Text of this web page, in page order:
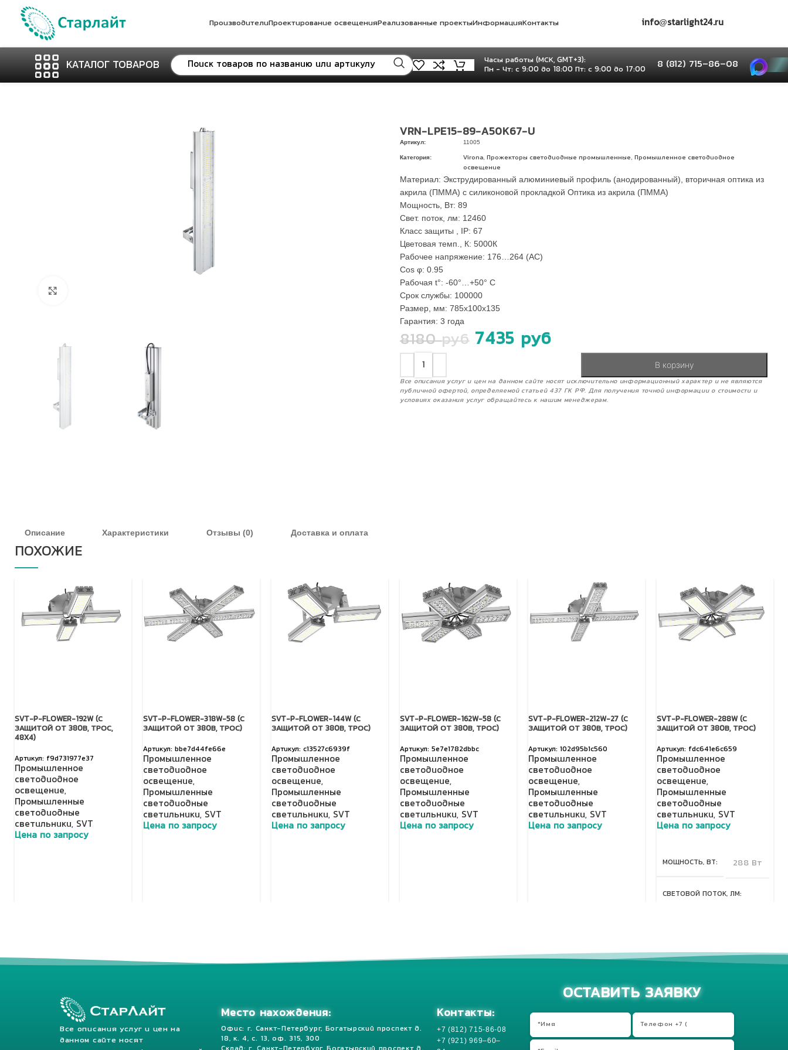
ПроизводителиПроектирование освещенияРеализованные проектыИнформацияКонтакты info@starlight24.ru
КАТАЛОГ ТОВАРОВ
Часы работы (МСК, GMT+3):
Пн - Чт: с 9:00 до 18:00 Пт: с 9:00 до 17:00
8 (812) 715–86–08
VRN-LPE15-89-A50K67-U
Артикул: 11005
Категория: Virona Прожекторы светодиодные промышленные
Промышленное светодиодное
освещение
Материал: Экструдированный алюминиевый профиль (анодированный), вторичная оптика из
акрила (ПММА) с силиконовой прокладкой Оптика из акрила (ПММА)
Мощность, Вт: 89
Свет. поток, лм: 12460
Класс защиты , IP: 67
Цветовая темп., К: 5000К
Рабочее напряжение: 176…264 (AС)
Сos φ: 0.95
Рабочая t°: -60°…+50° С
Срок службы: 100000
Размер, мм: 785х100х135
Гарантия: 3 года
8180руб 7435 руб
В корзину
Все описания услуг и цен на данном сайте носят исключительно информационный характер и не являются
публичной офертой, определяемой статьей 437 ГК РФ. Для получения точной информации о стоимости и
условиях оказания услуг обращайтесь к нашим менеджерам.
Описание Характеристики Отзывы (0) Доставка и оплата
ПОХОЖИЕ
SVT-P-FLOWER-192W (С
ЗАЩИТОЙ ОТ 380В, ТРОС,
48X4)
f9d731977e37
Промышленное
светодиодное
освещение,
Промышленные
светодиодные
светильники, SVT
Цена по запросу
SVT-P-FLOWER-318W-58 (С
ЗАЩИТОЙ ОТ 380В, ТРОС)
bbe7d44fe66e
Промышленное
светодиодное
освещение,
Промышленные
светодиодные
светильники, SVT
Цена по запросу
SVT-P-FLOWER-144W (С
ЗАЩИТОЙ ОТ 380В, ТРОС)
c13527c6939f
Промышленное
светодиодное
освещение,
Промышленные
светодиодные
светильники, SVT
Цена по запросу
SVT-P-FLOWER-162W-58 (С
ЗАЩИТОЙ ОТ 380В, ТРОС)
5e7e1782dbbc
Промышленное
светодиодное
освещение,
Промышленные
светодиодные
светильники, SVT
Цена по запросу
SVT-P-FLOWER-212W-27 (С
ЗАЩИТОЙ ОТ 380В, ТРОС)
102d95b1c560
Промышленное
светодиодное
освещение,
Промышленные
светодиодные
светильники, SVT
Цена по запросу
SVT-P-FLOWER-288W (С
ЗАЩИТОЙ ОТ 380В, ТРОС)
fdc641e6c659
Промышленное
светодиодное
освещение,
Промышленные
светодиодные
светильники, SVT
Цена по запросу
МОЩНОСТЬ, ВТ 288 Вт
СВЕТОВОЙ ПОТОК, ЛМ
КЛАСС ЗАЩИТЫ, IP 67
Все описания услуг и цен на
данном сайте носят
Место нахождения:
Офис: г. Санкт-Петербург, Богатырский проспект д.
18, к. 4, с. 13, оф. 315, 300
Контакты:
+7 (812) 715-86-08
+7 (921) 969–60–
ОСТАВИТЬ ЗАЯВКУ